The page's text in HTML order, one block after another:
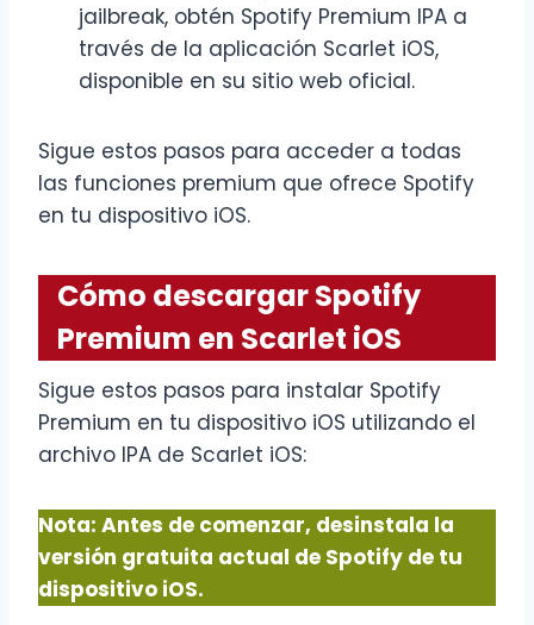
jailbreak, obtén Spotify Premium IPA a
través de la aplicación Scarlet iOS,
disponible en su sitio web oficial.
Sigue estos pasos para acceder a todas
las funciones premium que ofrece Spotify
en tu dispositivo iOS.
Cómo descargar Spotify
Premium en Scarlet iOS
Sigue estos pasos para instalar Spotify
Premium en tu dispositivo iOS utilizando el
archivo IPA de Scarlet iOS:
Nota: Antes de comenzar, desinstala la
versión gratuita actual de Spotify de tu
dispositivo iOS.